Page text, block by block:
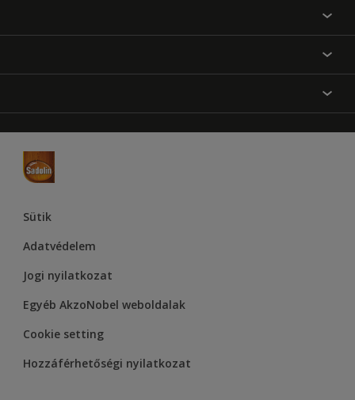
Üzlet kereső
Inspiráció
Hozzáférhetőség
Dulux
Supralux
Sütik
Adatvédelem
Jogi nyilatkozat
Egyéb AkzoNobel weboldalak
Cookie setting
Hozzáférhetőségi nyilatkozat